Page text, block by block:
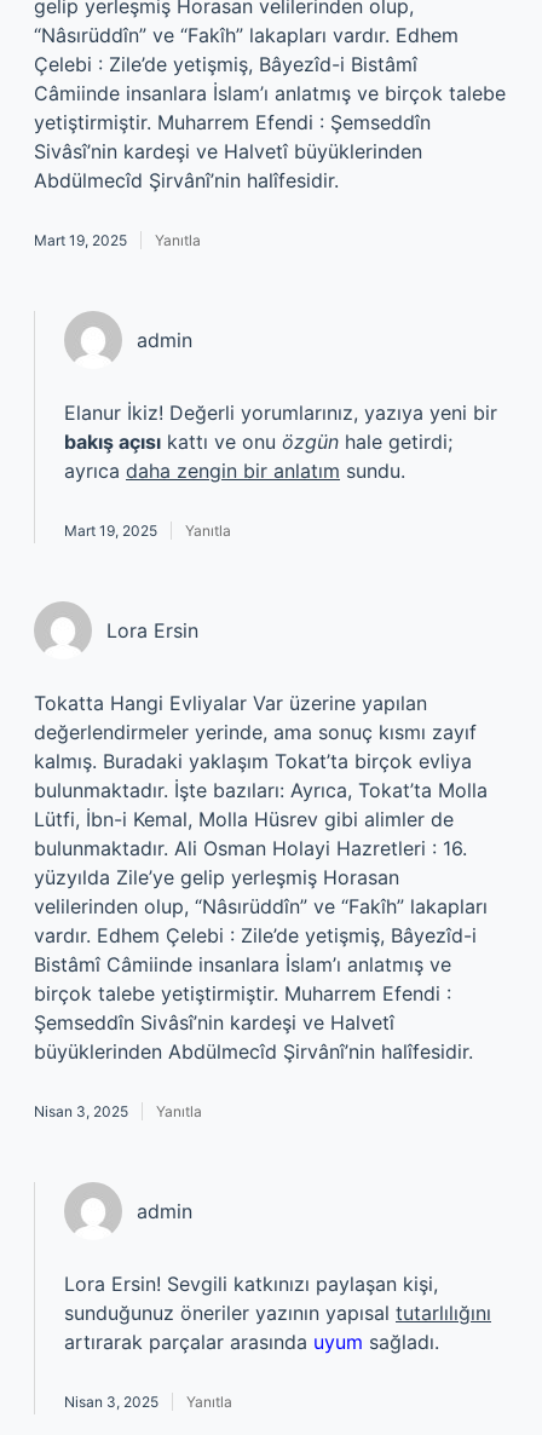
gelip yerleşmiş Horasan velilerinden olup,
“Nâsırüddîn” ve “Fakîh” lakapları vardır. Edhem
Çelebi : Zile’de yetişmiş, Bâyezîd-i Bistâmî
Câmiinde insanlara İslam’ı anlatmış ve birçok talebe
yetiştirmiştir. Muharrem Efendi : Şemseddîn
Sivâsî’nin kardeşi ve Halvetî büyüklerinden
Abdülmecîd Şirvânî’nin halîfesidir.
Mart 19, 2025 Yanıtla
admin
Elanur İkiz! Değerli yorumlarınız, yazıya yeni bir
bakış açısı kattı ve onu özgün hale getirdi;
ayrıca daha zengin bir anlatım sundu.
Mart 19, 2025 Yanıtla
Lora Ersin
Tokatta Hangi Evliyalar Var üzerine yapılan
değerlendirmeler yerinde, ama sonuç kısmı zayıf
kalmış. Buradaki yaklaşım Tokat’ta birçok evliya
bulunmaktadır. İşte bazıları: Ayrıca, Tokat’ta Molla
Lütfi, İbn-i Kemal, Molla Hüsrev gibi alimler de
bulunmaktadır. Ali Osman Holayi Hazretleri : 16.
yüzyılda Zile’ye gelip yerleşmiş Horasan
velilerinden olup, “Nâsırüddîn” ve “Fakîh” lakapları
vardır. Edhem Çelebi : Zile’de yetişmiş, Bâyezîd-i
Bistâmî Câmiinde insanlara İslam’ı anlatmış ve
birçok talebe yetiştirmiştir. Muharrem Efendi :
Şemseddîn Sivâsî’nin kardeşi ve Halvetî
büyüklerinden Abdülmecîd Şirvânî’nin halîfesidir.
Nisan 3, 2025 Yanıtla
admin
Lora Ersin! Sevgili katkınızı paylaşan kişi,
sunduğunuz öneriler yazının yapısal tutarlılığını
artırarak parçalar arasında uyum sağladı.
Nisan 3, 2025 Yanıtla